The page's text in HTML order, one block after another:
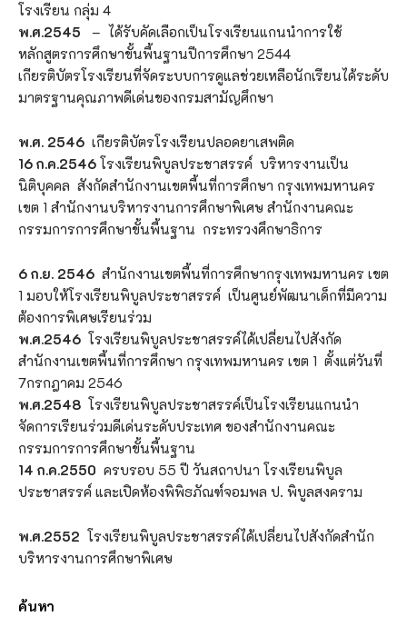
โรงเรียน กลุ่ม 4
พ.ศ.2545 – ได้รับคัดเลือกเป็นโรงเรียนแกนนำการใช้
หลักสูตรการศึกษาขั้นพื้นฐานปีการศึกษา 2544
เกียรติบัตรโรงเรียนที่จัดระบบการดูแลช่วยเหลือนักเรียนได้ระดับ
มาตรฐานคุณภาพดีเด่นของกรมสามัญศึกษา
พ.ศ. 2546 เกียรติบัตรโรงเรียนปลอดยาเสพติด
16 ก.ค.2546 โรงเรียนพิบูลประชาสรรค์ บริหารงานเป็น
นิติบุคคล สังกัดสำนักงานเขตพื้นที่การศึกษา กรุงเทพมหานคร
เขต 1 สำนักงานบริหารงานการศึกษาพิเศษ สำนักงานคณะ
กรรมการการศึกษาขั้นพื้นฐาน กระทรวงศึกษาธิการ
6 ก.ย. 2546 สำนักงานเขตพื้นที่การศึกษากรุงเทพมหานคร เขต
1 มอบให้โรงเรียนพิบูลประชาสรรค์ เป็นศูนย์พัฒนาเด็กที่มีความ
ต้องการพิเศษเรียนร่วม
พ.ศ.2546 โรงเรียนพิบูลประชาสรรค์ได้เปลี่ยนไปสังกัด
สำนักงานเขตพื้นที่การศึกษา กรุงเทพมหานคร เขต 1 ตั้งแต่วันที่
7กรกฎาคม 2546
พ.ศ.2548 โรงเรียนพิบูลประชาสรรค์เป็นโรงเรียนแกนนำ
จัดการเรียนร่วมดีเด่นระดับประเทศ ของสำนักงานคณะ
กรรมการการศึกษาขั้นพื้นฐาน
14 ก.ค.2550 ครบรอบ 55 ปี วันสถาปนา โรงเรียนพิบูล
ประชาสรรค์ และเปิดห้องพิพิธภัณฑ์จอมพล ป. พิบูลสงคราม
พ.ศ.2552 โรงเรียนพิบูลประชาสรรค์ได้เปลี่ยนไปสังกัดสำนัก
บริหารงานการศึกษาพิเศษ
ค้นหา